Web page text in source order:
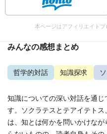
本ページはアフィリエイト
みんなの感想まとめ
哲学的対話 知識探求
知識についての深い対話を通
す。ソクラテスとテアイテト
は、知とは何かを問いかけな